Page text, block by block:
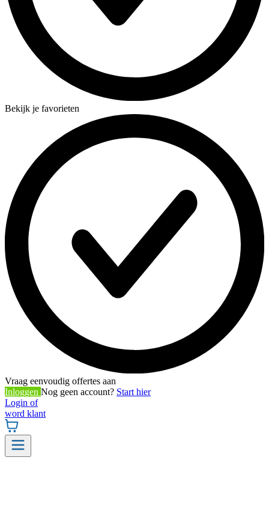
Bekijk je favorieten
Vraag eenvoudig offertes aan
Inloggen Nog geen account? Start hier
Login of
word klant